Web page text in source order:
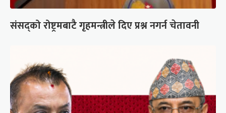
संसद्को रोष्ट्रमबाटै गृहमन्त्रीले दिए प्रश्न नगर्न चेतावनी